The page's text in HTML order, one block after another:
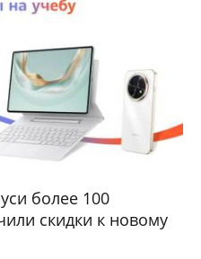
более 100
скидки к новому